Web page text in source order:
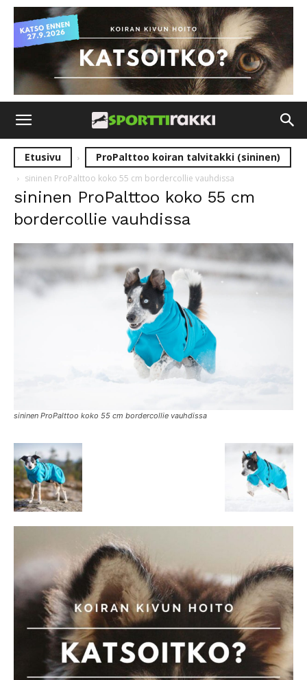
Etusivu ProPalttoo koiran talvitakki (sininen)
sininen ProPalttoo koko 55 cm bordercollie vauhdissa
sininen ProPalttoo koko 55 cm
bordercollie vauhdissa
sininen ProPalttoo koko 55 cm bordercollie vauhdissa